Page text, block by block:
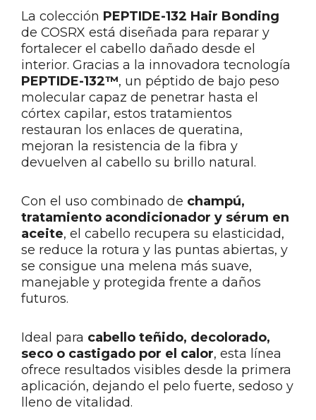
La colección PEPTIDE-132 Hair Bonding
de COSRX está diseñada para reparar y
fortalecer el cabello dañado desde el
interior. Gracias a la innovadora tecnología
PEPTIDE-132™, un péptido de bajo peso
molecular capaz de penetrar hasta el
córtex capilar, estos tratamientos
restauran los enlaces de queratina,
mejoran la resistencia de la fibra y
devuelven al cabello su brillo natural.
Con el uso combinado de champú,
tratamiento acondicionador y sérum en
aceite, el cabello recupera su elasticidad,
se reduce la rotura y las puntas abiertas, y
se consigue una melena más suave,
manejable y protegida frente a daños
futuros.
Ideal para cabello teñido, decolorado,
seco o castigado por el calor, esta línea
ofrece resultados visibles desde la primera
aplicación, dejando el pelo fuerte, sedoso y
lleno de vitalidad.